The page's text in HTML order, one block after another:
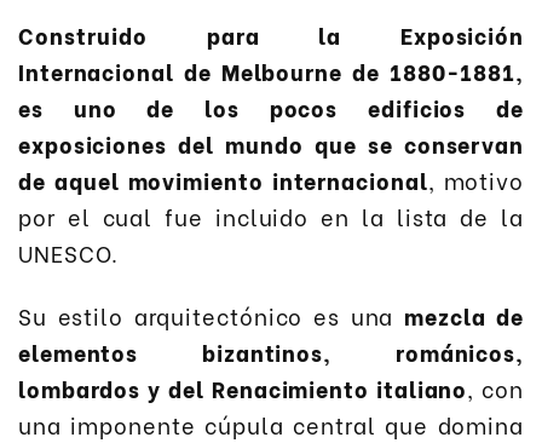
Construido para la Exposición
Internacional de Melbourne de 1880-1881,
es uno de los pocos edificios de
exposiciones del mundo que se conservan
de aquel movimiento internacional, motivo
por el cual fue incluido en la lista de la
UNESCO.
Su estilo arquitectónico es una mezcla de
elementos bizantinos, románicos,
lombardos y del Renacimiento italiano, con
una imponente cúpula central que domina